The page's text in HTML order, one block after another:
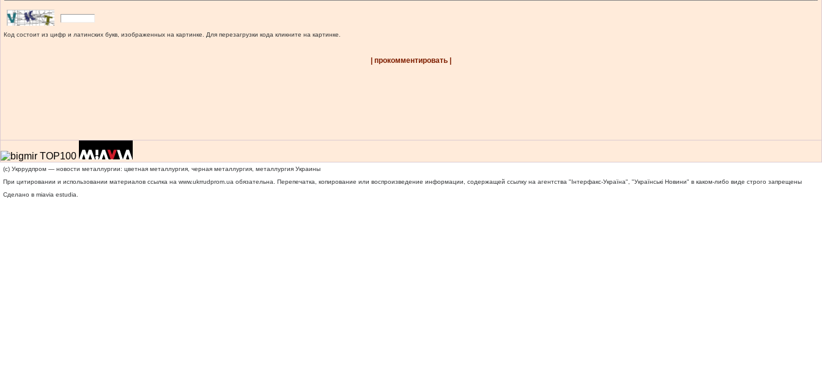
Код состоит из цифр и латинских букв, изображенных на картинке. Для перезагрузки кода кликните на картинке.
| прокомментировать |
(c) Укррудпром — новости металлургии: цветная металлургия, черная металлургия, металлургия Украины
При цитировании и использовании материалов ссылка на www.ukrrudprom.ua обязательна. Перепечатка, копирование или воспроизведение информации, содержащей ссылку на агентства "Iнтерфакс-Україна", "Українськi Новини" в каком-либо виде строго запрещены
Сделано в miavia estudia.